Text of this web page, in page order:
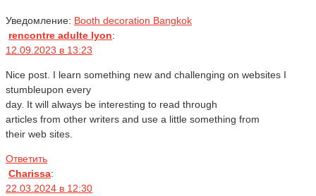
Уведомление: Booth decoration Bangkok
rencontre adulte lyon:
12.09.2023 в 13:23
Nice post. I learn something new and challenging on websites I
stumbleupon every
day. It will always be interesting to read through
articles from other writers and use a little something from
their web sites.
Ответить
Charissa:
22.03.2024 в 12:30